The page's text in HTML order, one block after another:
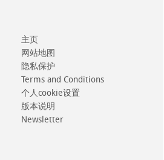
主页
网站地图
隐私保护
Terms and Conditions
个人cookie设置
版本说明
Newsletter